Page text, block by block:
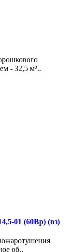
- 32,5 м²..
01 (60Вр) (вз)
об..